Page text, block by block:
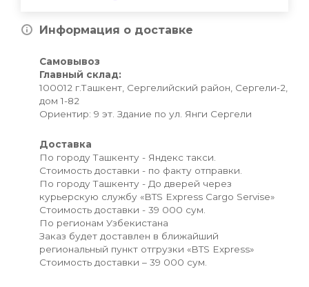
Информация о доставке
Самовывоз
Главный склад:
100012 г.Ташкент, Сергелийский район, Сергели-2,
дом 1-82
Ориентир: 9 эт. Здание по ул. Янги Сергели
Доставка
По городу Ташкенту - Яндекс такси.
Стоимость доставки - по факту отправки.
По городу Ташкенту - До дверей через
курьерскую службу «BTS Express Cargo Servise»
Стоимость доставки - 39 000 сум.
По регионам Узбекистана
Заказ будет доставлен в ближайший
региональный пункт отгрузки «BTS Express»
Стоимость доставки – 39 000 сум.